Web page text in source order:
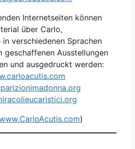
Internetseiten können
über Carlo,
verschiedenen Sprachen
geschaffenen Ausstellungen
und ausgedruckt werden:
)